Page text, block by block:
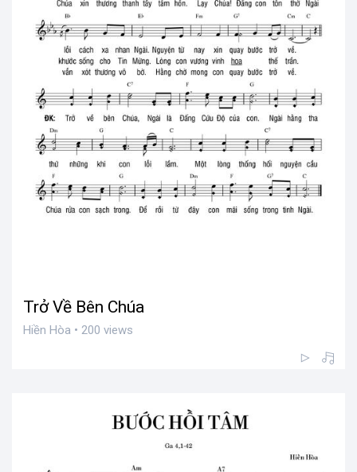
Trở Về Bên Chúa
Hiền Hòa • 200 views